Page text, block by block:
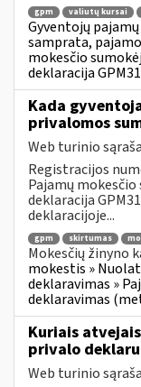
gpm valiutų kursai
Gyventojų
samprata,
mokesčio
deklaracija
Kada
privalomos
Web turinio
Registracijos
Pajamų
deklaracija
deklaracijoje...
gpm skirtumas
Mokesčių žinyno
mokestis »
deklaravimas »
deklaravimas
Kuriais
privalo
Web turinio